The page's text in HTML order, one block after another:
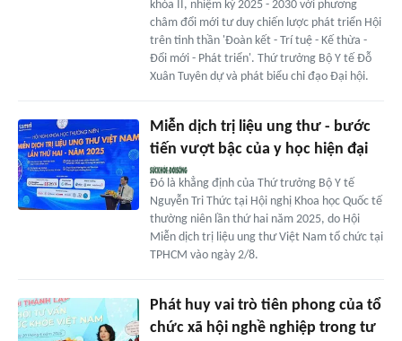
khóa II, nhiệm kỳ 2025 - 2030 với phương
châm đổi mới tư duy chiến lược phát triển Hội
trên tinh thần 'Đoàn kết - Trí tuệ - Kế thừa -
Đổi mới - Phát triển'. Thứ trưởng Bộ Y tế Đỗ
Xuân Tuyên dự và phát biểu chỉ đạo Đại hội.
Miễn dịch trị liệu ung thư - bước
tiến vượt bậc của y học hiện đại
Đó là khẳng định của Thứ trưởng Bộ Y tế
Nguyễn Tri Thức tại Hội nghị Khoa học Quốc tế
thường niên lần thứ hai năm 2025, do Hội
Miễn dịch trị liệu ung thư Việt Nam tổ chức tại
TPHCM vào ngày 2/8.
Phát huy vai trò tiên phong của tổ
chức xã hội nghề nghiệp trong tư